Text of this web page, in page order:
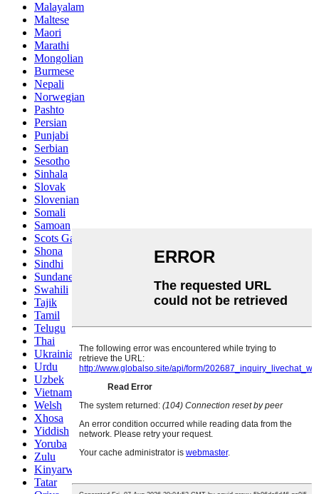
Malayalam
Maltese
Maori
Marathi
Mongolian
Burmese
Nepali
Norwegian
Pashto
Persian
Punjabi
Serbian
Sesotho
Sinhala
Slovak
Slovenian
Somali
Samoan
Scots Gaelic
Shona
Sindhi
Sundanese
Swahili
Tajik
Tamil
Telugu
Thai
Ukrainian
Urdu
Uzbek
Vietnamese
Welsh
Xhosa
Yiddish
Yoruba
Zulu
Kinyarwanda
Tatar